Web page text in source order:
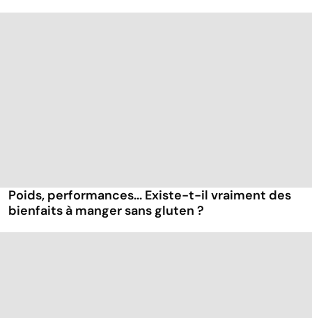
Poids, performances... Existe-t-il vraiment des
bienfaits à manger sans gluten ?